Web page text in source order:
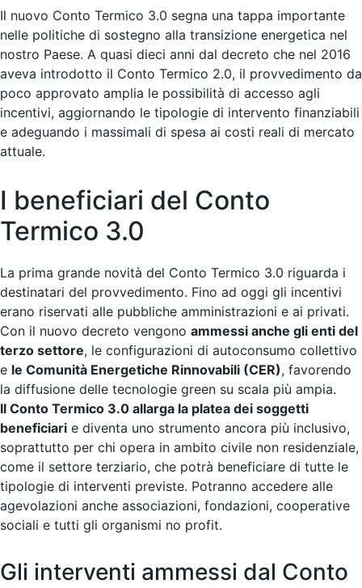
Il nuovo Conto Termico 3.0 segna una tappa importante
nelle politiche di sostegno alla transizione energetica nel
nostro Paese. A quasi dieci anni dal decreto che nel 2016
aveva introdotto il Conto Termico 2.0, il provvedimento da
poco approvato amplia le possibilità di accesso agli
incentivi, aggiornando le tipologie di intervento finanziabili
e adeguando i massimali di spesa ai costi reali di mercato
attuale.
I beneficiari del Conto
Termico 3.0
La prima grande novità del Conto Termico 3.0 riguarda i
destinatari del provvedimento. Fino ad oggi gli incentivi
erano riservati alle pubbliche amministrazioni e ai privati.
Con il nuovo decreto vengono ammessi anche gli enti del
terzo settore, le configurazioni di autoconsumo collettivo
e le Comunità Energetiche Rinnovabili (CER), favorendo
la diffusione delle tecnologie green su scala più ampia.
Il Conto Termico 3.0 allarga la platea dei soggetti
beneficiari e diventa uno strumento ancora più inclusivo,
soprattutto per chi opera in ambito civile non residenziale,
come il settore terziario, che potrà beneficiare di tutte le
tipologie di interventi previste. Potranno accedere alle
agevolazioni anche associazioni, fondazioni, cooperative
sociali e tutti gli organismi no profit.
Gli interventi ammessi dal Conto